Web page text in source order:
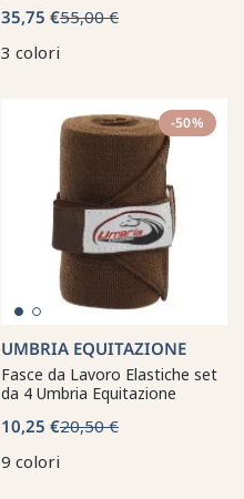
35,75 €55,00 €
3 colori
-50%
UMBRIA EQUITAZIONE
Fasce da Lavoro Elastiche set
da 4 Umbria Equitazione
10,25 €20,50 €
9 colori